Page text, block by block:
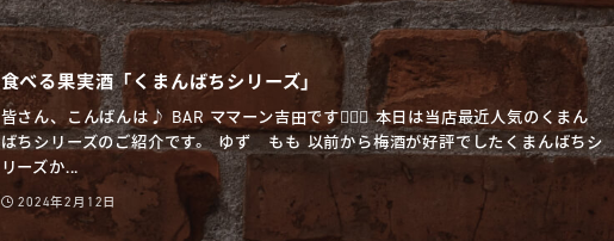
食べる果実酒「くまんばちシリーズ」
皆さん、こんばんは♪ BAR ママーン吉田です🧔🏻‍♂️ 本日は当店最近人気のくまん
ばちシリーズのご紹介です。 ゆず もも 以前から梅酒が好評でしたくまんばちシ
リーズか...
2024年2月12日